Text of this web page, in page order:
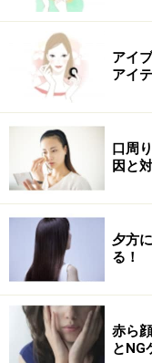
髪のクセ：なし～強
■ 参考記事
根元ふんわり【プ
【関連記事】
無造作で気取らな
め3選
髪の悩み別！前髪の
頭の形をきれいに
3選
アイ
アイ
口周
因と
夕方
る！
赤ら
とNG